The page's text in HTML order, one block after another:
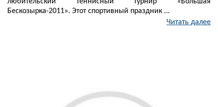
Бескозырка-2011». Этот спортивный праздник ...
Читать далее